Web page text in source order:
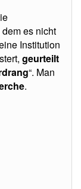
es nicht
Institution
geurteilt
“. Man
.